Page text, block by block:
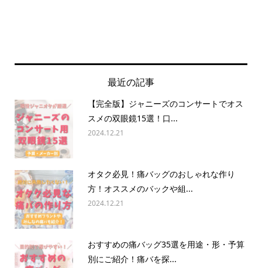
最近の記事
【完全版】ジャニーズのコンサートでオス
スメの双眼鏡15選！口...
2024.12.21
オタク必見！痛バッグのおしゃれな作り
方！オススメのバックや組...
2024.12.21
おすすめの痛バッグ35選を用途・形・予算
別にご紹介！痛バを探...